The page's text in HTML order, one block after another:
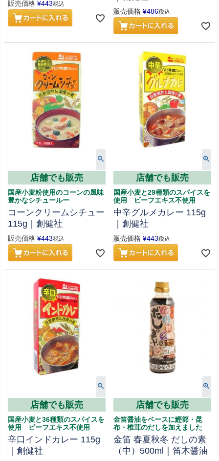
販売価格 ¥443税込
販売価格 ¥486税込
店舗でも販売
国産小麦粉使用のコーンの風味
豊かなシチュールー
コーンクリームシチュー
115g｜創健社
販売価格 ¥443税込
店舗でも販売
国産小麦と29種類のスパイスを
使用 ビーフエキス不使用
中辛グルメカレー 115g
｜創健社
販売価格 ¥443税込
店舗でも販売
国産小麦と36種類のスパイスを
使用 ビーフエキス不使用
辛口インドカレー 115g
｜創健社
店舗でも販売
金笛醤油をベースに鰹節・昆
布・椎茸のだしを加えました
金笛 春夏秋冬 だしの素
（中）500ml｜笛木醤油